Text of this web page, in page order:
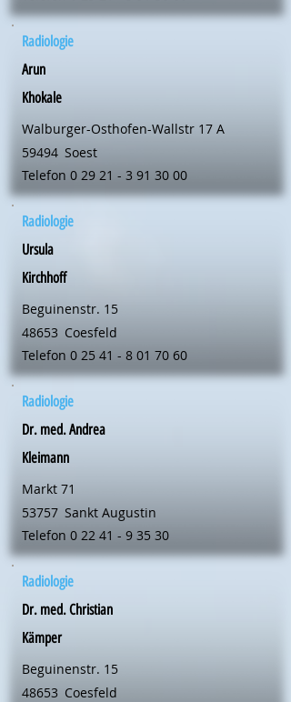
Radiologie
Arun
Khokale
Walburger-Osthofen-Wallstr 17 A
59494 Soest
Telefon 0 29 21 - 3 91 30 00
Radiologie
Ursula
Kirchhoff
Beguinenstr. 15
48653 Coesfeld
Telefon 0 25 41 - 8 01 70 60
Radiologie
Dr. med. Andrea
Kleimann
Markt 71
53757 Sankt Augustin
Telefon 0 22 41 - 9 35 30
Radiologie
Dr. med. Christian
Kämper
Beguinenstr. 15
48653 Coesfeld